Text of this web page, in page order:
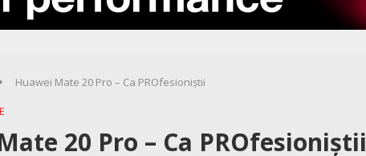
Huawei Mate 20 Pro – Ca PROfesioniștii
20 Pro – Ca PROfesioniștii